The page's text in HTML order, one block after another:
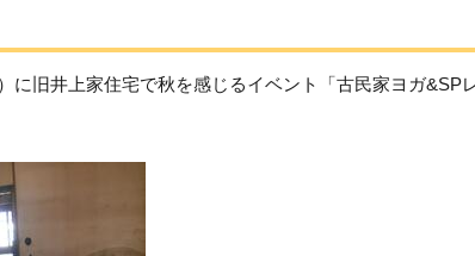
に旧井上家住宅で秋を感じるイベント「古民家ヨガ&SP